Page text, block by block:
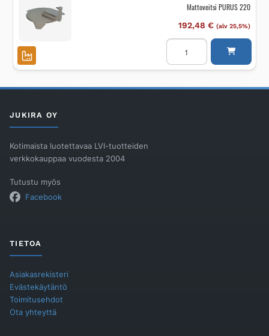
Mattoveitsi PURUS 220
192,48 € (alv 25,5%)
Mattoveitsi
PURUS
määrä
JUKIRA OY
Kotimaista luotettavaa LVI-tuotteiden
verkkokauppaa vuodesta 2004
Tutustu myös
Facebook
TIETOA
Asiakasrekisteri
Evästekäytäntö
Toimitusehdot
Ota yhteyttä